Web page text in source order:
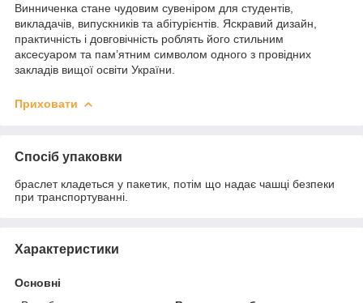
Винниченка стане чудовим сувеніром для студентів,
викладачів, випускників та абітурієнтів. Яскравий дизайн,
практичність і довговічність роблять його стильним
аксесуаром та пам’ятним символом одного з провідних
закладів вищої освіти України.
Приховати
Спосіб упаковки
браслет кладеться у пакетик, потім що надає чашці безпеки
при транспортуванні.
Характеристики
Основні